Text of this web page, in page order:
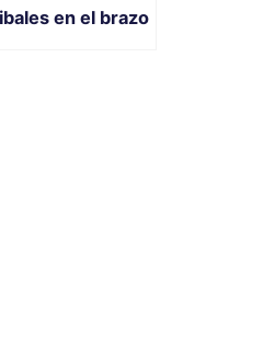
en el brazo